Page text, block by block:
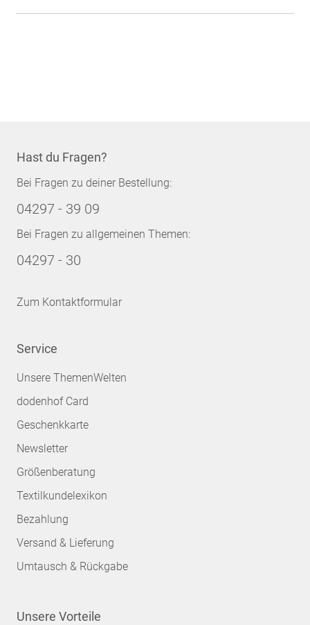
Hast du Fragen?
Bei Fragen zu deiner Bestellung:
04297 - 39 09
Bei Fragen zu allgemeinen Themen:
04297 - 30
Zum Kontaktformular
Service
Unsere ThemenWelten
dodenhof Card
Geschenkkarte
Newsletter
Größenberatung
Textilkundelexikon
Bezahlung
Versand & Lieferung
Umtausch & Rückgabe
Unsere Vorteile